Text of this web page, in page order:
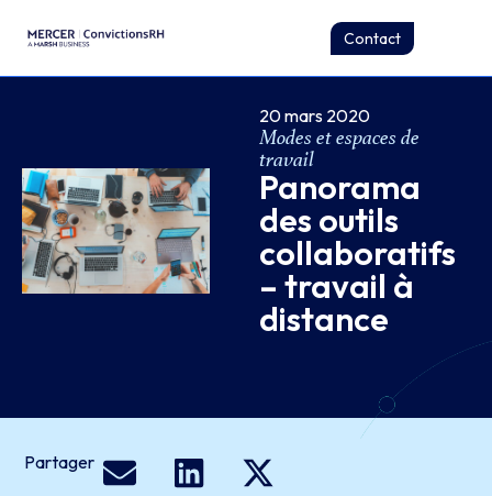
Contact
20 mars 2020
Modes et espaces de
travail
Panorama
des outils
collaboratifs
– travail à
distance
Partager